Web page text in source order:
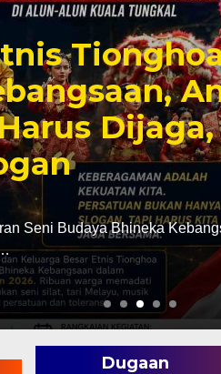
Seni Budaya Bhineka
Dugaan